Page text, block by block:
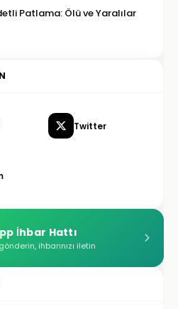
Patlama: Ölü ve Yaralılar
Twitter
İhbar Hattı
ihbarınızı iletin